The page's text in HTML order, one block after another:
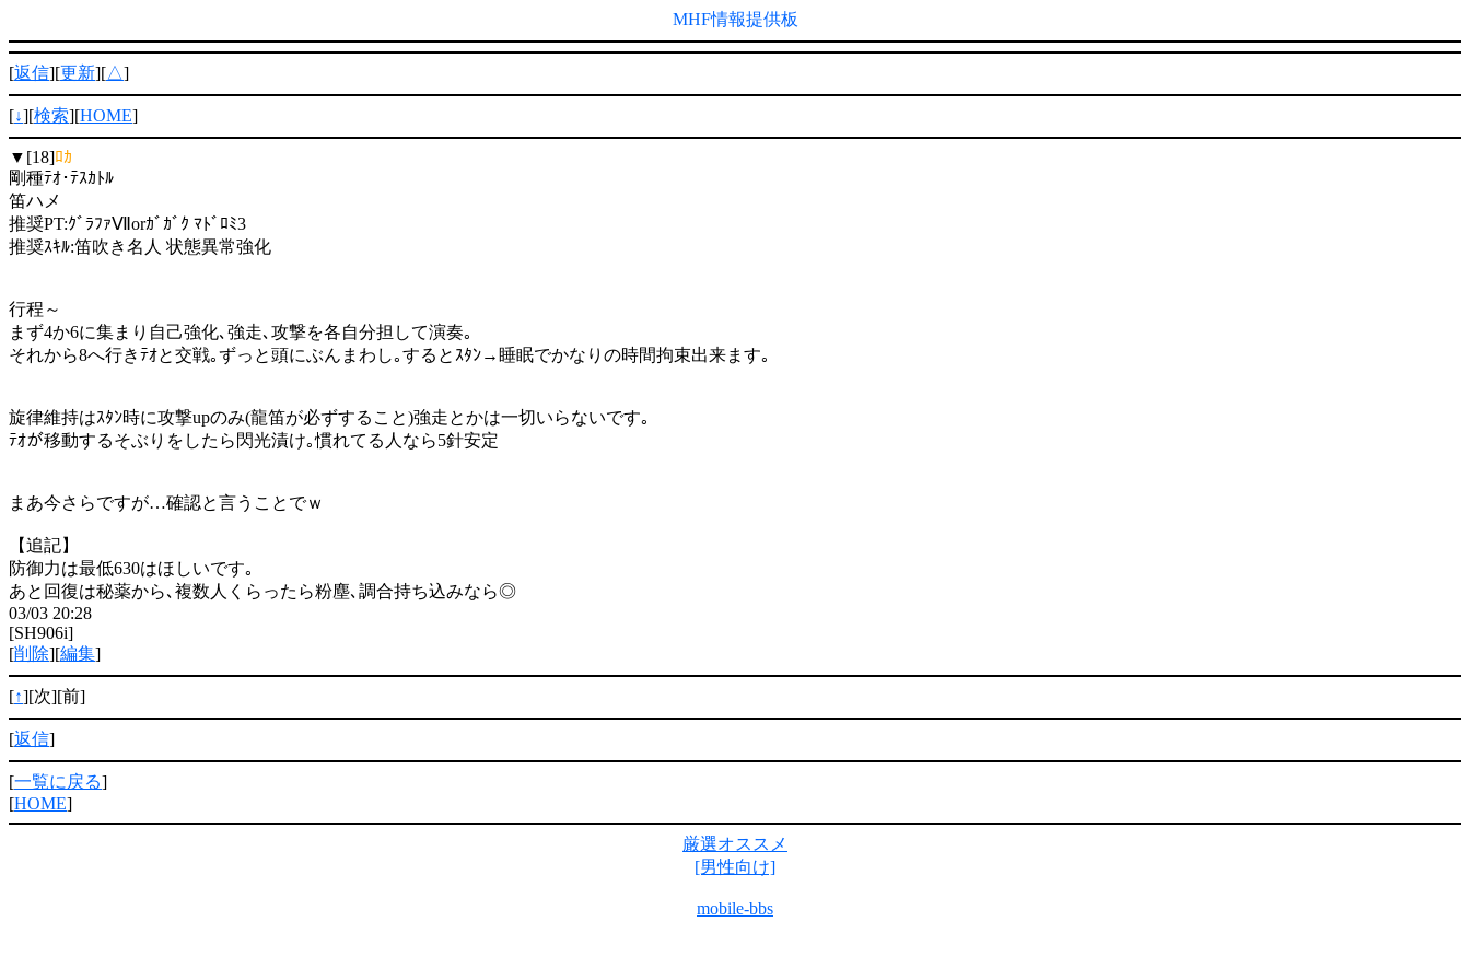
MHF情報提供板
[返信][更新][△]
[↓][検索][HOME]
▼[18]ﾛｶ
剛種ﾃｵ･ﾃｽｶﾄﾙ
笛ハメ
推奨PT:ｸﾞﾗﾌｧⅦorｶﾞｶﾞｸ ﾏﾄﾞﾛﾐ3
推奨ｽｷﾙ:笛吹き名人 状態異常強化
行程～
まず4か6に集まり自己強化､強走､攻撃を各自分担して演奏｡
それから8へ行きﾃｵと交戦｡ずっと頭にぶんまわし｡するとｽﾀﾝ→睡眠でかなりの時間拘束出来ます｡
旋律維持はｽﾀﾝ時に攻撃upのみ(龍笛が必ずすること)強走とかは一切いらないです｡
ﾃｵが移動するそぶりをしたら閃光漬け｡慣れてる人なら5針安定
まあ今さらですが…確認と言うことでｗ
【追記】
防御力は最低630はほしいです｡
あと回復は秘薬から､複数人くらったら粉塵､調合持ち込みなら◎
03/03 20:28
[SH906i]
[削除][編集]
[↑][次][前]
[返信]
[一覧に戻る]
[HOME]
厳選オススメ
[男性向け]
mobile-bbs